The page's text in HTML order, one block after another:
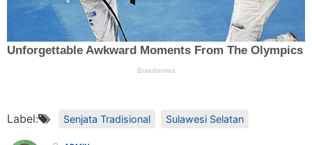
Label: Senjata Tradisional Sulawesi Selatan